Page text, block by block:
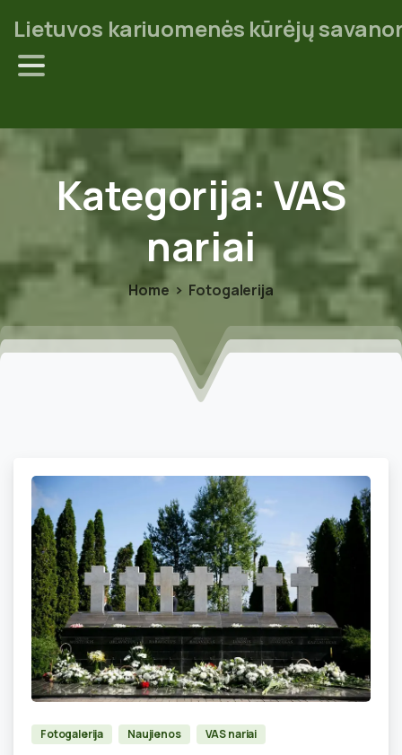
Lietuvos kariuomenės kūrėjų
Kategorija: VAS
nariai
Home Fotogalerija
0
Fotogalerija Naujienos VAS nariai